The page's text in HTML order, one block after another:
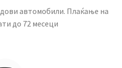
автомобили. Плаќање на
до 72 месеци